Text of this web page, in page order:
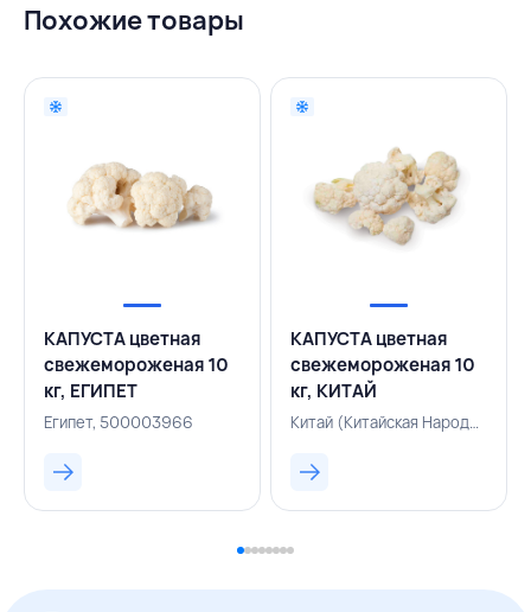
Похожие товары
КАПУСТА цветная
свежемороженая 10
кг, ЕГИПЕТ
Египет, 500003966
КАПУСТА цветная
свежемороженая 10
кг, КИТАЙ
Китай (Китайская Народная Республика), 500002110